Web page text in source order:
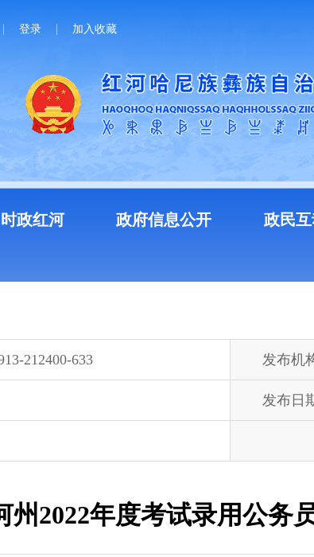
登录 加入收藏
时政红河 政府信息公开 政民
212400-633 发布机
发布日
州2022年度考试录用公务